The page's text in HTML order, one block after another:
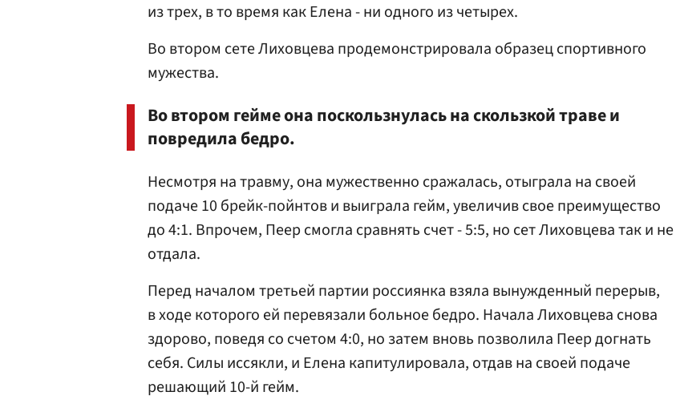
из трех, в то время как Елена - ни одного из четырех.
Во втором сете Лиховцева продемонстрировала образец спортивного
мужества.
Во втором гейме она поскользнулась на скользкой траве и
повредила бедро.
Несмотря на травму, она мужественно сражалась, отыграла на своей
подаче 10 брейк-пойнтов и выиграла гейм, увеличив свое преимущество
до 4:1. Впрочем, Пеер смогла сравнять счет - 5:5, но сет Лиховцева так и не
отдала.
Перед началом третьей партии россиянка взяла вынужденный перерыв,
в ходе которого ей перевязали больное бедро. Начала Лиховцева снова
здорово, поведя со счетом 4:0, но затем вновь позволила Пеер догнать
себя. Силы иссякли, и Елена капитулировала, отдав на своей подаче
решающий 10-й гейм.